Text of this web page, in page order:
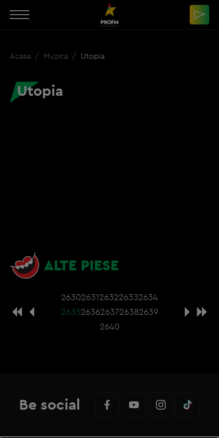
Acasa Muzica Utopia
Utopia
ALTE PIESE
26302631263226332634
26352636263726382639
2640
Be social